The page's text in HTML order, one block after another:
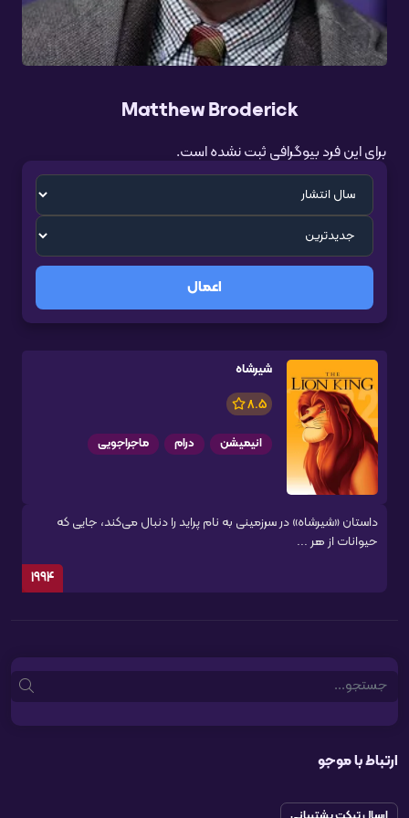
Matthew Broderick
برای این فرد بیوگرافی ثبت نشده است.
اعمال
شیرشاه
8.5
انیمیشن درام ماجراجویی
داستان «شیرشاه» در سرزمینی به نام پراید را دنبال می‌کند، جایی که
حیوانات از هر ...
1994
Search
ارتباط با موجو